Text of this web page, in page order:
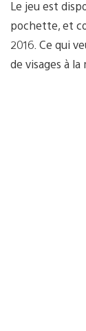
Le jeu est
pochette, et
2016. Ce qui
de visages à la